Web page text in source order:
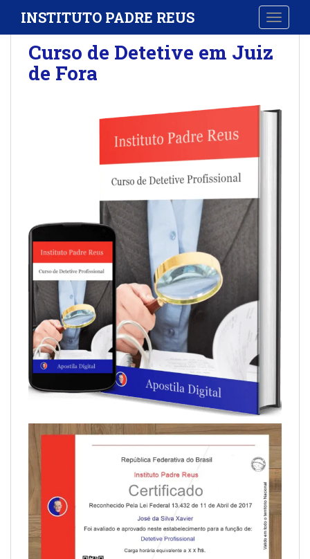
i
INSTITUTO PADRE REUS
Curso de Detetive em Juiz
de Fora